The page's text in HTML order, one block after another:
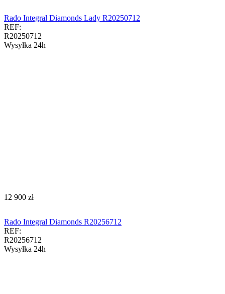
Rado Integral Diamonds Lady R20250712
REF:
R20250712
Wysyłka 24h
‍12 900‍ zł
Rado Integral Diamonds R20256712
REF:
R20256712
Wysyłka 24h